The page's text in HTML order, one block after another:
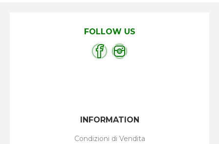
FOLLOW US
INFORMATION
Condizioni di Vendita